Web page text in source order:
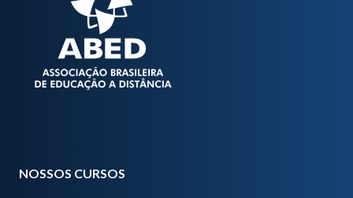
NOSSOS CURSOS